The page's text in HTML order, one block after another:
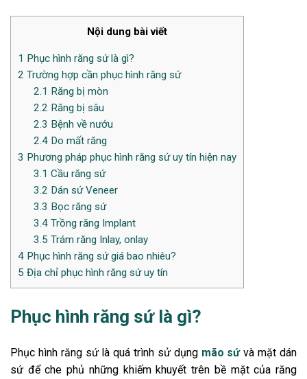
Nội dung bài viết
1 Phục hình răng sứ là gì?
2 Trường hợp cần phục hình răng sứ
2.1 Răng bị mòn
2.2 Răng bị sâu
2.3 Bệnh về nướu
2.4Do mất răng
3 Phương pháp phục hình răng sứ uy tín hiện nay
3.1 Cầu răng sứ
3.2 Dán sứ Veneer
3.3 Bọc răng sứ
3.4Trồng răng Implant
3.5 Trám răng Inlay, onlay
4 Phục hình răng sứ giá bao nhiêu?
5 Địa chỉ phục hình răng sứ uy tín
Phục hình răng sứ là gì?
Phục hình răng sứ là quá trình sử dụng mão sứvà mặt dán
sứ để che phủ những khiếm khuyết trên bề mặt của răng